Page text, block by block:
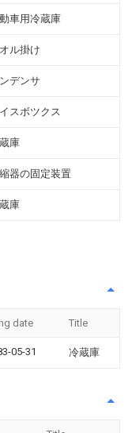
車用冷蔵庫
ル掛け
デンサ
スボツクス
庫
器の固定装置
庫
date Title
05-31 冷蔵庫